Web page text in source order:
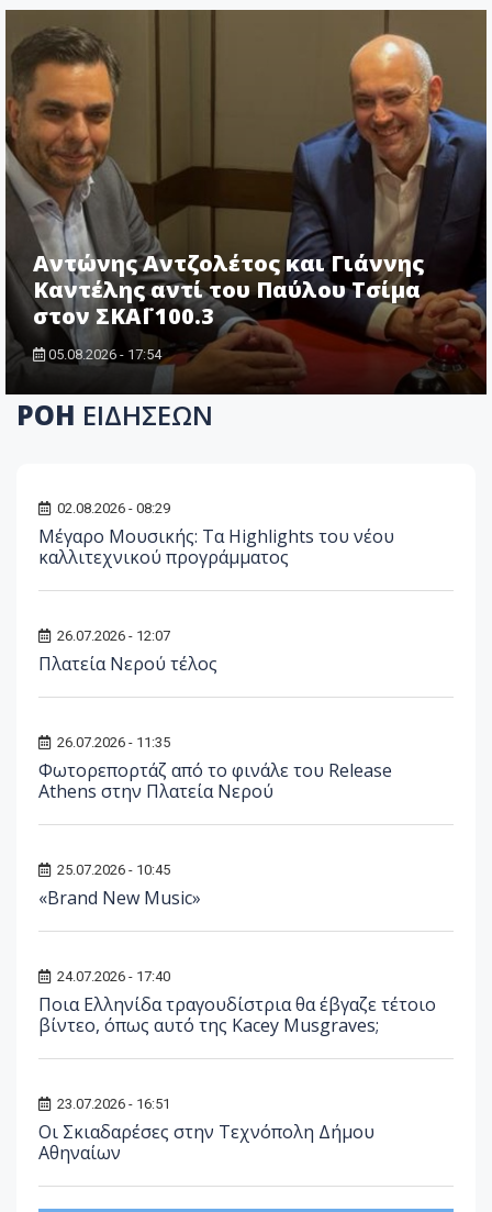
Αντώνης Αντζολέτος και Γιάννης
Καντέλης αντί του Παύλου Τσίμα
στον ΣΚΑΪ 100.3
05.08.2026 - 17:54
ΡΟΗ ΕΙΔΗΣΕΩΝ
02.08.2026 - 08:29
Μέγαρο Μουσικής: Τα Highlights του νέου
καλλιτεχνικού προγράμματος
26.07.2026 - 12:07
Πλατεία Νερού τέλος
26.07.2026 - 11:35
Φωτορεπορτάζ από το φινάλε του Release
Athens στην Πλατεία Νερού
25.07.2026 - 10:45
«Brand New Music»
24.07.2026 - 17:40
Ποια Ελληνίδα τραγουδίστρια θα έβγαζε τέτοιο
βίντεο, όπως αυτό της Kacey Musgraves;
23.07.2026 - 16:51
Οι Σκιαδαρέσες στην Τεχνόπολη Δήμου
Αθηναίων